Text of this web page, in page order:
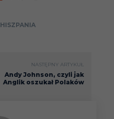
HISZPANIA
NASTĘPNY ARTYKUŁ
Andy Johnson, czyli jak
Anglik oszukał Polaków